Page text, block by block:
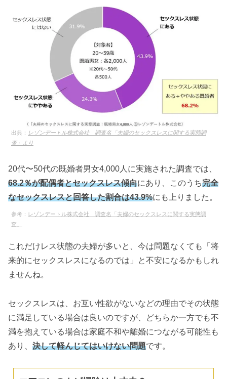
出典： レゾンデートル株式会社 調査名「夫婦のセックスレスに関する実態調
査」より
20代〜50代の既婚者男女4,000人に実施された調査では、
68.2％が配偶者とセックスレス傾向にあり、このうち完全
なセックスレスと回答した割合は43.9%にも上りました。
参考： レゾンデートル株式会社 調査名「夫婦のセックスレスに関する実態調
査」
これだけレス状態の夫婦が多いと、今は問題なくても「将
来的にセックスレスになるのでは」と不安になるかもしれ
ませんね。
セックスレスは、お互い性欲がないなどの理由でその状態
に満足している場合は良いのですが、どちらか一方でも不
満を抱えている場合は家庭不和や離婚につながる可能性も
あり、 決して軽んじてはいけない問題です。